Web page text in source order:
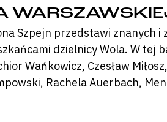
Szpejn przedstawi znanych
dzielnicy Wola. W tej
Wańkowicz, Czesław
Rachela Auerbach,